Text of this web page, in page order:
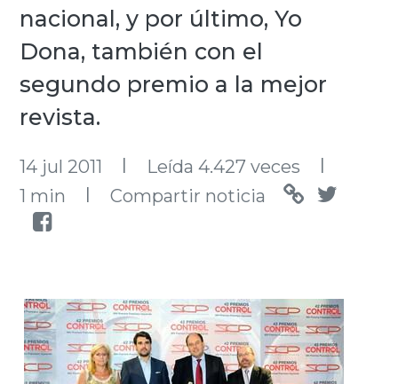
nacional, y por último, Yo
Dona, también con el
segundo premio a la mejor
revista.
14 jul 2011 l Leída 4.427 veces l
1 min l Compartir noticia